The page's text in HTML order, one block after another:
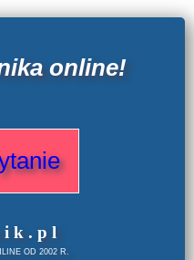
online!
. pl
OD 2002 R.